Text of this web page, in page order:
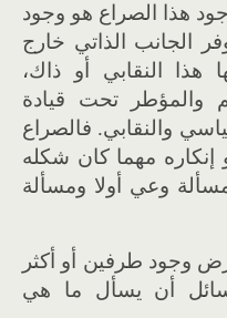
هذا الصراع هو وجود
الجانب الذاتي خارج
هذا النقابي أو ذاك،
والمؤطر تحت قيادة
والنقابي. فالصراع
إنكاره مهما كان شكله
وعي أولا ومسألة
وجود طرفين أو أكثر
أن يسأل ما هي